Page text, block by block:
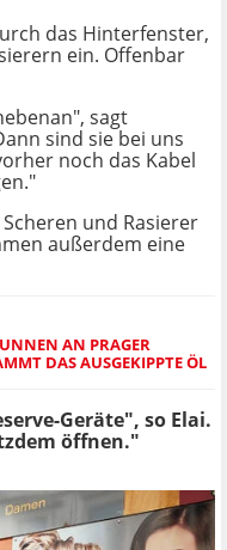
das Hinterfenster,
ein. Offenbar
sagt
sind sie bei uns
noch das Kabel
und Rasierer
außerdem eine
AN PRAGER
DAS AUSGEKIPPTE ÖL
Geräte", so Elai.
öffnen."